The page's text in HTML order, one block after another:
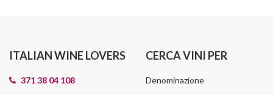
ITALIAN WINE LOVERS
371 38 04 108
CERCA VINI PER
Denominazione